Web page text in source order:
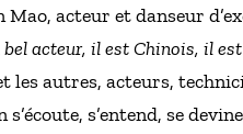
acteur et danseur
bel acteur, il est Chinois, il
autres, acteurs,
s’entend, se